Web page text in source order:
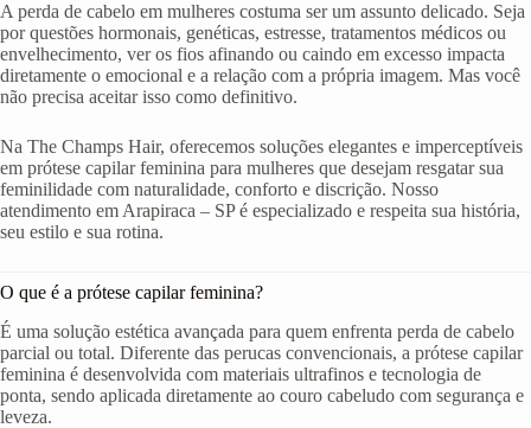
A perda de cabelo em mulheres costuma ser um assunto delicado. Seja
por questões hormonais, genéticas, estresse, tratamentos médicos ou
envelhecimento, ver os fios afinando ou caindo em excesso impacta
diretamente o emocional e a relação com a própria imagem. Mas você
não precisa aceitar isso como definitivo.
Na The Champs Hair, oferecemos soluções elegantes e imperceptíveis
em prótese capilar feminina para mulheres que desejam resgatar sua
feminilidade com naturalidade, conforto e discrição. Nosso
atendimento em Arapiraca – SP é especializado e respeita sua história,
seu estilo e sua rotina.
O que é a prótese capilar feminina?
É uma solução estética avançada para quem enfrenta perda de cabelo
parcial ou total. Diferente das perucas convencionais, a prótese capilar
feminina é desenvolvida com materiais ultrafinos e tecnologia de
ponta, sendo aplicada diretamente ao couro cabeludo com segurança e
leveza.